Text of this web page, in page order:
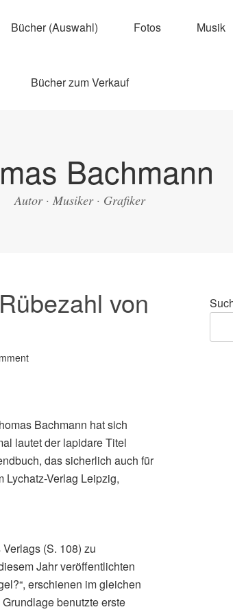
Bücher (Auswahl) Fotos Musik
Bücher zum Verkauf
Bachmann
Autor · Musiker · Grafiker
von
Bachmann hat sich
lautet der lapidare Titel
das sicherlich auch für
Lychatz-Verlag Leipzig,
(S. 108) zu
Jahr veröffentlichten
erschienen im gleichen
benutzte erste